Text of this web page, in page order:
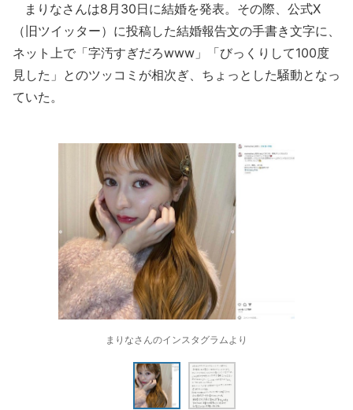
まりなさんは8月30日に結婚を発表。その際、公式X
（旧ツイッター）に投稿した結婚報告文の手書き文字に、
ネット上で「字汚すぎだろwww」「びっくりして100度
見した」とのツッコミが相次ぎ、ちょっとした騒動となっ
ていた。
まりなさんのインスタグラムより